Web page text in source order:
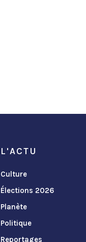
L'ACTU
Culture
Élections 2026
Planète
Politique
Reportages